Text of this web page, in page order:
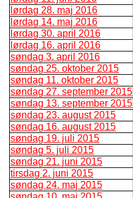
lørdag 28. maj 2016
lørdag 14. maj 2016
lørdag 30. april 2016
lørdag 16. april 2016
søndag 3. april 2016
søndag 25. oktober 2015
søndag 11. oktober 2015
søndag 27. september 2015
søndag 13. september 2015
søndag 23. august 2015
søndag 16. august 2015
søndag 19. juli 2015
søndag 5. juli 2015
søndag 21. juni 2015
tirsdag 2. juni 2015
søndag 24. maj 2015